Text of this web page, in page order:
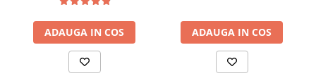
Fixare rapidă și ușoară – fără stres, cu un
ADAUGA IN COS ADAUGA IN COS